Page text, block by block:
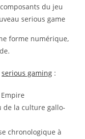
du jeu
serious game
forme numérique,
serious gaming :
de la culture gallo-
chronologique à